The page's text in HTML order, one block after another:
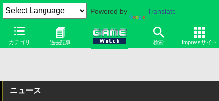
Powered by Translate
カテゴリ 過去記事 検索 Impressサイト
ニュース